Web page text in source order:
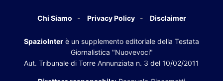
Chi Siamo Privacy Policy Disclaimer
SpazioInter è un supplemento editoriale della Testata
Giornalistica "Nuovevoci"
Aut. Tribunale di Torre Annunziata n. 3 del 10/02/2011